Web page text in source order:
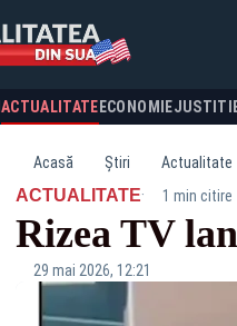
ACTUALITATE ECONOMIE
Acasă Știri Actualitate
ACTUALITATE· 1 min citire
Rizea TV
29 mai 2026, 12:21